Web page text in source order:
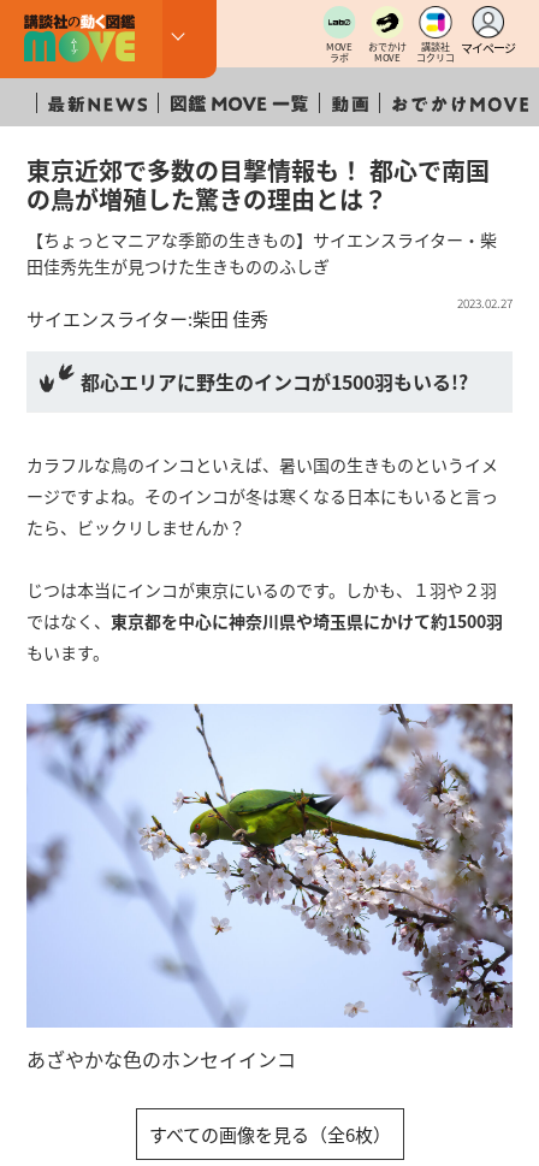
MOVE
ラボ
おでかけ
MOVE
講談社
コクリコ
マイページ
東京近郊で多数の目撃情報も！ 都心で南国
の鳥が増殖した驚きの理由とは？
【ちょっとマニアな季節の生きもの】サイエンスライター・柴
田佳秀先生が見つけた生きもののふしぎ
2023.02.27
サイエンスライター:柴田 佳秀
都心エリアに野生のインコが1500羽もいる!?
カラフルな鳥のインコといえば、暑い国の生きものというイメ
ージですよね。そのインコが冬は寒くなる日本にもいると言っ
たら、ビックリしませんか？
じつは本当にインコが東京にいるのです。しかも、１羽や２羽
ではなく、東京都を中心に神奈川県や埼玉県にかけて約1500羽
もいます。
あざやかな色のホンセイインコ
すべての画像を見る（全6枚）